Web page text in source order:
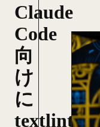
Claude
Code
向
け
に
textlint